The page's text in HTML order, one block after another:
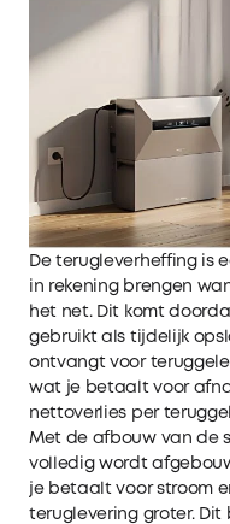
De terugleverheffing is
in rekening brengen
het net. Dit komt
gebruikt als tijdelijk
ontvangt voor
wat je betaalt voor
nettoverlies per
Met de afbouw van de
volledig wordt
je betaalt voor stroom
teruglevering groter.